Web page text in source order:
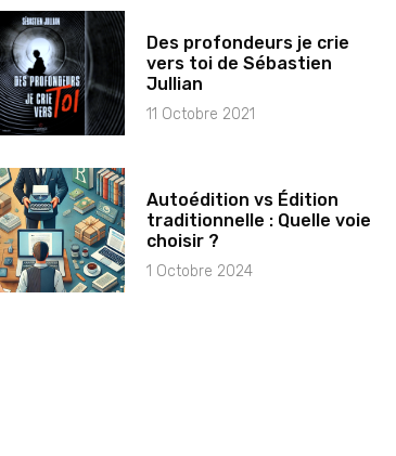
Des profondeurs je crie
vers toi de Sébastien
Jullian
11 Octobre 2021
Autoédition vs Édition
traditionnelle : Quelle voie
choisir ?
1 Octobre 2024